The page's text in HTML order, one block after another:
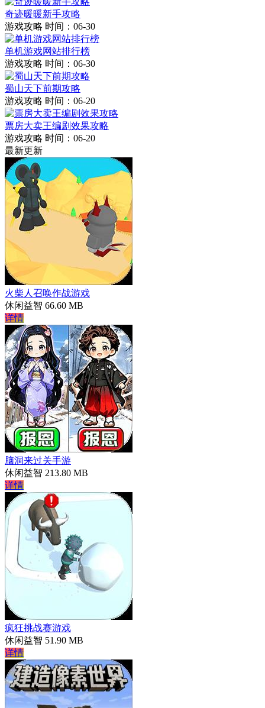
奇迹暖暖新手攻略
游戏攻略 时间：06-30
单机游戏网站排行榜
游戏攻略 时间：06-30
蜀山天下前期攻略
游戏攻略 时间：06-20
票房大卖王编剧效果攻略
游戏攻略 时间：06-20
最新更新
火柴人召唤作战游戏
休闲益智 66.60 MB
详情
脑洞来过关手游
休闲益智 213.80 MB
详情
疯狂挑战赛游戏
休闲益智 51.90 MB
详情